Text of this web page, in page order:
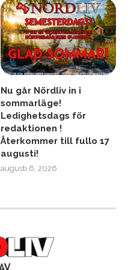
Nu går Nördliv in i
sommarläge!
Ledighetsdags för
redaktionen !
Återkommer till fullo 17
augusti!
augusti 6, 2026